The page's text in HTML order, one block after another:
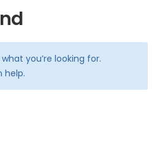
you’re looking for.
help.